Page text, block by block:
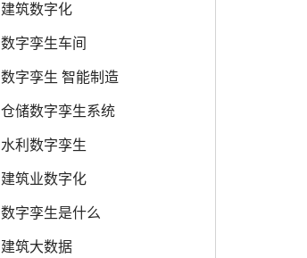
建筑数字化
数字孪生车间
数字孪生 智能制造
仓储数字孪生系统
水利数字孪生
建筑业数字化
数字孪生是什么
建筑大数据